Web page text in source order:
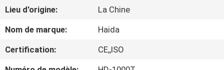
VIDÉOS
SPECTACLE
Lieu d'origine:
La Chine
Nom de marque:
Haida
Certification:
CE,,ISO